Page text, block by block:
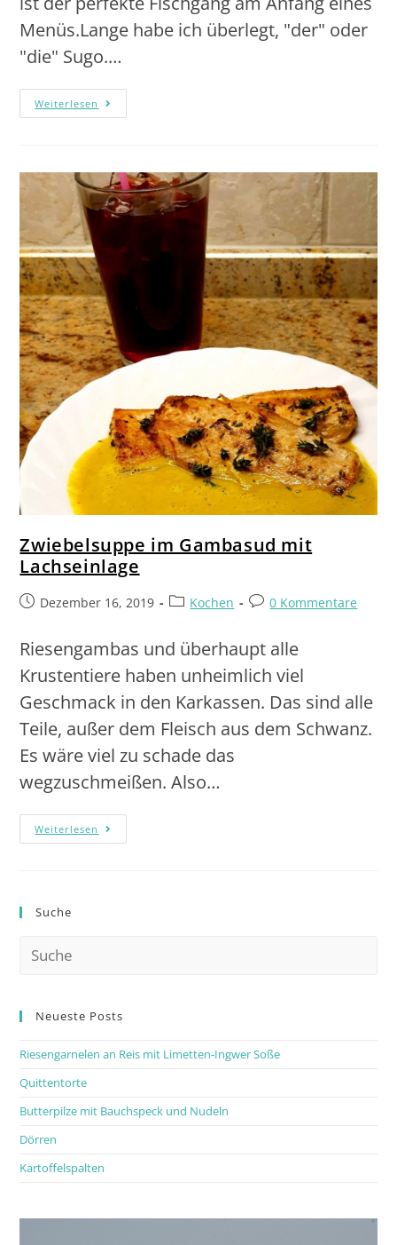
Menüs.Lange habe ich überlegt, "der" oder
"die" Sugo.…
Weiterlesen
Zwiebelsuppe im Gambasud mit
Lachseinlage
Dezember 16, 2019 Kochen 0 Kommentare
Riesengambas und überhaupt alle
Krustentiere haben unheimlich viel
Geschmack in den Karkassen. Das sind alle
Teile, außer dem Fleisch aus dem Schwanz.
Es wäre viel zu schade das
wegzuschmeißen. Also…
Weiterlesen
Suche
Neueste Posts
Riesengarnelen an Reis mit Limetten-Ingwer Soße
Quittentorte
Butterpilze mit Bauchspeck und Nudeln
Dörren
Kartoffelspalten